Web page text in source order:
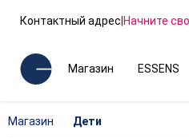
Контактный адрес|Начните
Магазин ESSENS
Магазин Дети